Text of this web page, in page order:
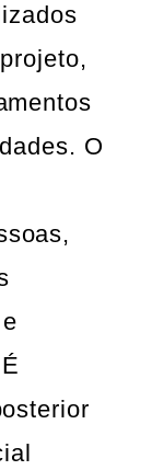
O